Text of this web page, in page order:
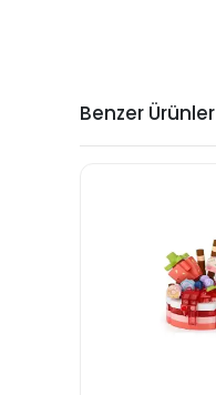
Benzer Ürünler